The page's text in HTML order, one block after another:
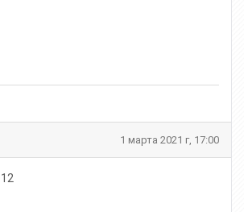
1 марта 2021 г, 17:00
12